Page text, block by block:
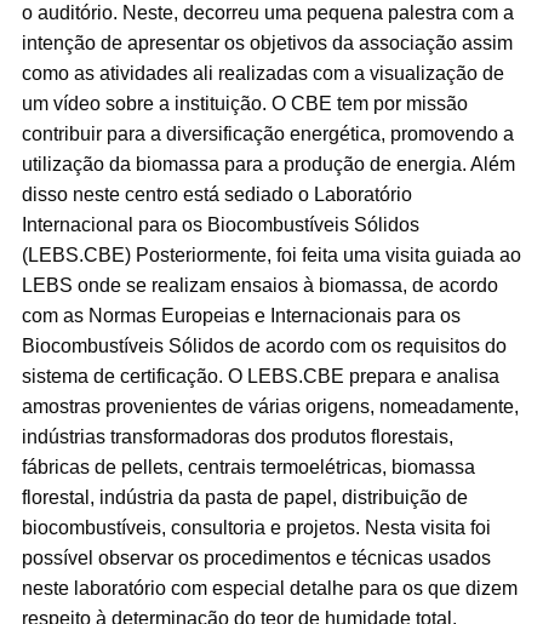
o auditório. Neste, decorreu uma pequena palestra com a
intenção de apresentar os objetivos da associação assim
como as atividades ali realizadas com a visualização de
um vídeo sobre a instituição. O CBE tem por missão
contribuir para a diversificação energética, promovendo a
utilização da biomassa para a produção de energia. Além
disso neste centro está sediado o Laboratório
Internacional para os Biocombustíveis Sólidos
(LEBS.CBE) Posteriormente, foi feita uma visita guiada ao
LEBS onde se realizam ensaios à biomassa, de acordo
com as Normas Europeias e Internacionais para os
Biocombustíveis Sólidos de acordo com os requisitos do
sistema de certificação. O LEBS.CBE prepara e analisa
amostras provenientes de várias origens, nomeadamente,
indústrias transformadoras dos produtos florestais,
fábricas de pellets, centrais termoelétricas, biomassa
florestal, indústria da pasta de papel, distribuição de
biocombustíveis, consultoria e projetos. Nesta visita foi
possível observar os procedimentos e técnicas usados
neste laboratório com especial detalhe para os que dizem
respeito à determinação do teor de humidade total,